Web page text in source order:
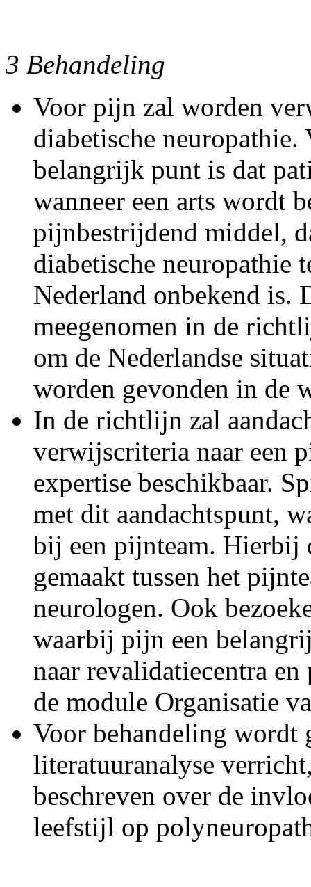
3 Behandeling
Voor pijn zal worden
diabetische
belangrijk punt is dat
wanneer een arts wordt
pijnbestrijdend middel,
diabetische neuropathie
Nederland onbekend is.
meegenomen in de
om de Nederlandse
worden gevonden in de
In de richtlijn zal
verwijscriteria naar een
expertise beschikbaar.
met dit aandachtspunt,
bij een pijnteam. Hierbij
gemaakt tussen het
neurologen. Ook
waarbij pijn een
naar revalidatiecentra
de module Organisatie
Voor behandeling wordt
literatuuranalyse
beschreven over de
leefstijl op